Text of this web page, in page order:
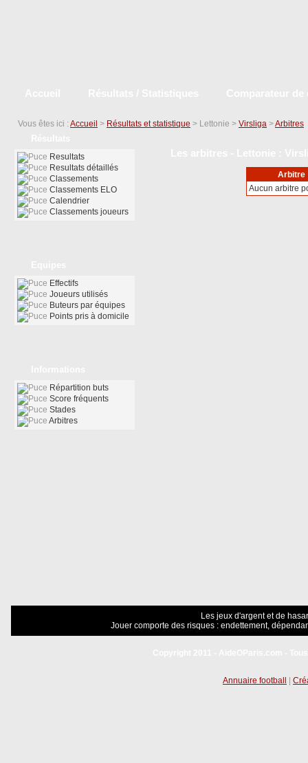
Vous êtes ici : Accueil > Résultats et statistique > Lettonie > Virsliga >Arbitres
Arbitre
Aucun arbitre
Resultats
Resultats détaillés
Classements
Classements ELO
Calendrier
Classements joueurs
Effectifs
Joueurs utilisés
Buteurs par équipes
Points pris à domicile
Répartition buts
Score fréquents
Stades
Arbitres
Les jeux d'argent et de
Jouer comporte des risques : endettement,
Annuaire football